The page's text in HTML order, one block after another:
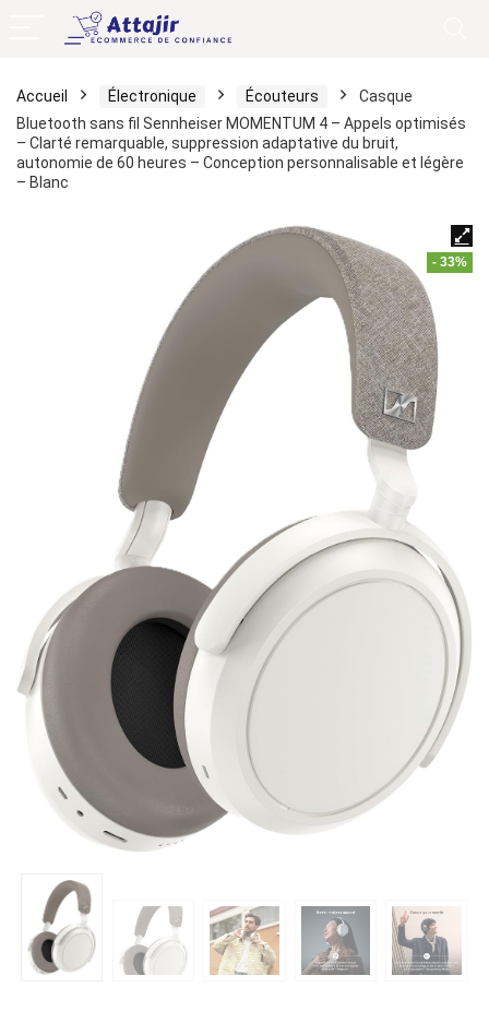
Accueil Électronique Écouteurs
Casque
Bluetooth sans fil Sennheiser MOMENTUM 4 – Appels optimisés
– Clarté remarquable, suppression adaptative du bruit,
autonomie de 60 heures – Conception personnalisable et légère
– Blanc
- 33%